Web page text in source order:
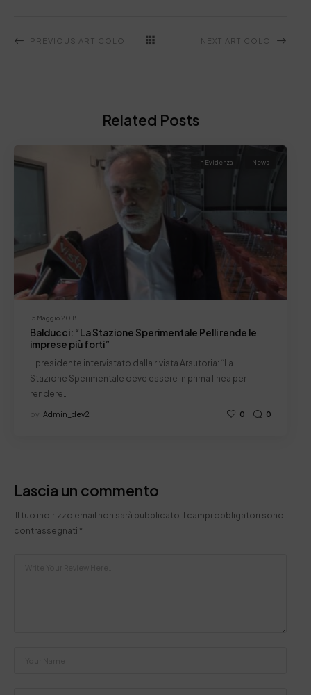
PREVIOUS ARTICOLO NEXT ARTICOLO
Related Posts
15 Maggio 2018
In Evidenza News
Balducci: “La Stazione Sperimentale Pelli rende le
imprese più forti”
Il presidente intervistato dalla rivista Arsutoria: “La
Stazione Sperimentale deve essere in prima linea per
rendere…
by Admin_dev2 0 0
Lascia un commento
Il tuo indirizzo email non sarà pubblicato. I campi obbligatori sono
contrassegnati *